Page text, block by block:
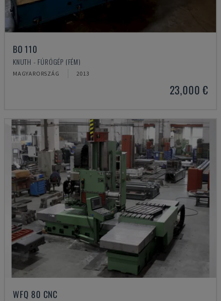
BO 110
KNUTH - FÚRÓGÉP (FÉM)
MAGYARORSZÁG 2013
23,000 €
WFQ 80 CNC